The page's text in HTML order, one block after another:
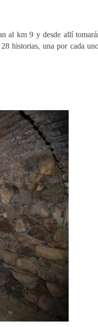
al km 9 y desde allí
historias, una por cada